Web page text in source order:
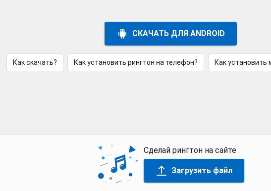
СКАЧАТЬ ДЛЯ ANDROID
Как скачать? Как установить рингтон на телефон? Как
Сделай рингтон на сайте
Загрузить файл